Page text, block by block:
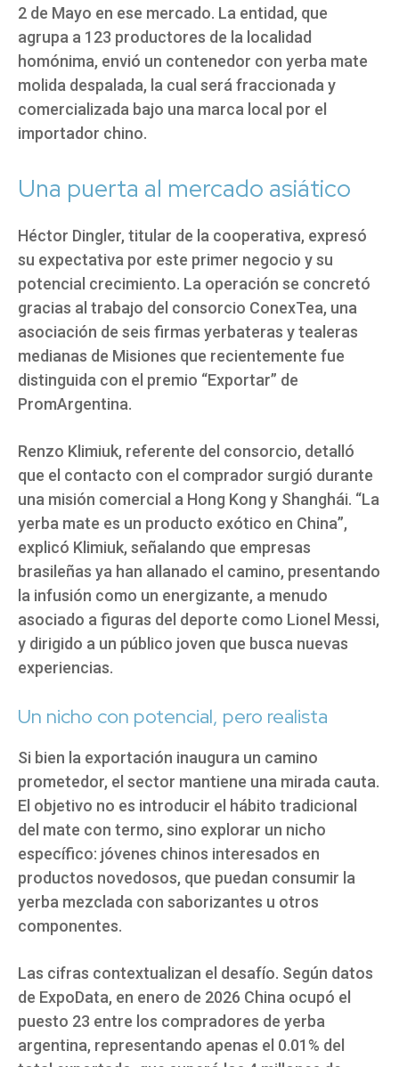
2 de Mayo en ese mercado. La entidad, que
agrupa a 123 productores de la localidad
homónima, envió un contenedor con yerba mate
molida despalada, la cual será fraccionada y
comercializada bajo una marca local por el
importador chino.
Una puerta al mercado asiático
Héctor Dingler, titular de la cooperativa, expresó
su expectativa por este primer negocio y su
potencial crecimiento. La operación se concretó
gracias al trabajo del consorcio ConexTea, una
asociación de seis firmas yerbateras y tealeras
medianas de Misiones que recientemente fue
distinguida con el premio “Exportar” de
PromArgentina.
Renzo Klimiuk, referente del consorcio, detalló
que el contacto con el comprador surgió durante
una misión comercial a Hong Kong y Shanghái. “La
yerba mate es un producto exótico en China”,
explicó Klimiuk, señalando que empresas
brasileñas ya han allanado el camino, presentando
la infusión como un energizante, a menudo
asociado a figuras del deporte como Lionel Messi,
y dirigido a un público joven que busca nuevas
experiencias.
Un nicho con potencial, pero realista
Si bien la exportación inaugura un camino
prometedor, el sector mantiene una mirada cauta.
El objetivo no es introducir el hábito tradicional
del mate con termo, sino explorar un nicho
específico: jóvenes chinos interesados en
productos novedosos, que puedan consumir la
yerba mezclada con saborizantes u otros
componentes.
Las cifras contextualizan el desafío. Según datos
de ExpoData, en enero de 2026 China ocupó el
puesto 23 entre los compradores de yerba
argentina, representando apenas el 0.01% del